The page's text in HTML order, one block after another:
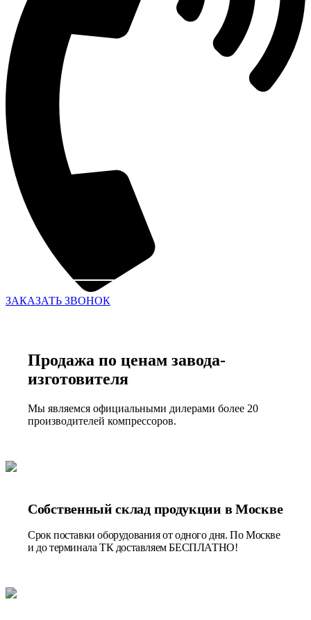
ЗАКАЗАТЬ ЗВОНОК
Продажа по ценам завода-
изготовителя
Мы являемся официальными дилерами более 20
производителей компрессоров.
Собственный склад продукции в Москве
Срок поставки оборудования от одного дня. По Москве
и до терминала ТК доставляем БЕСПЛАТНО!